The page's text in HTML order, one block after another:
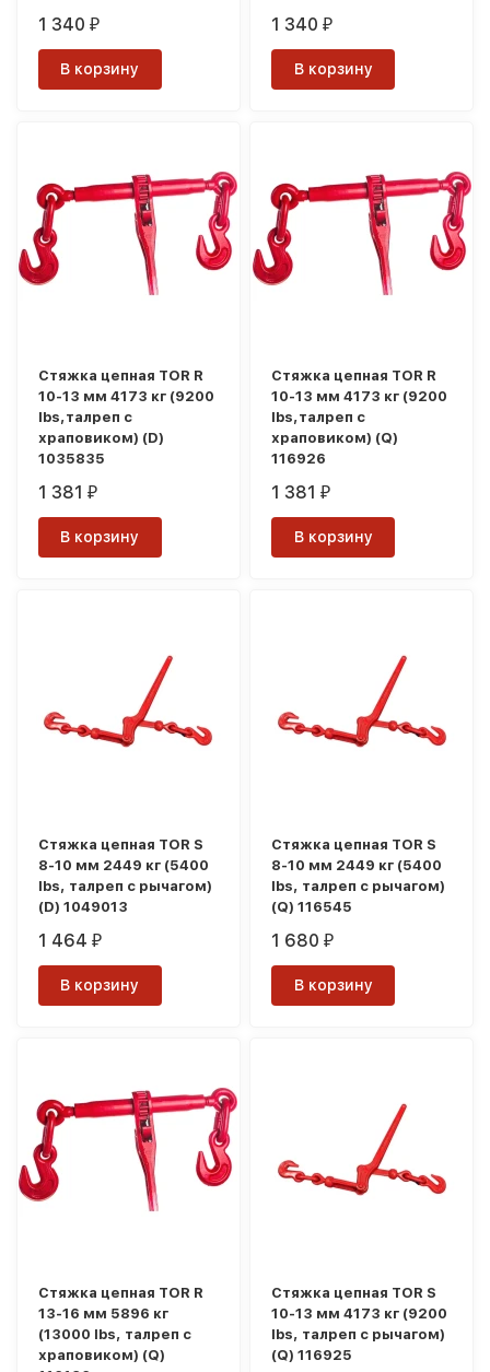
1 340₽
В корзину
1 340₽
В корзину
Стяжка цепная TOR R
10-13 мм 4173 кг (9200
lbs,талреп с
храповиком) (D)
1035835
1 381₽
В корзину
Стяжка цепная TOR R
10-13 мм 4173 кг (9200
lbs,талреп с
храповиком) (Q)
116926
1 381₽
В корзину
Стяжка цепная TOR S
8-10 мм 2449 кг (5400
lbs, талреп с рычагом)
(D) 1049013
1 464₽
В корзину
Стяжка цепная TOR S
8-10 мм 2449 кг (5400
lbs, талреп с рычагом)
(Q) 116545
1 680₽
В корзину
Стяжка цепная TOR R
13-16 мм 5896 кг
(13000 lbs, талреп с
храповиком) (Q)
Стяжка цепная TOR S
10-13 мм 4173 кг (9200
lbs, талреп с рычагом)
(Q) 116925